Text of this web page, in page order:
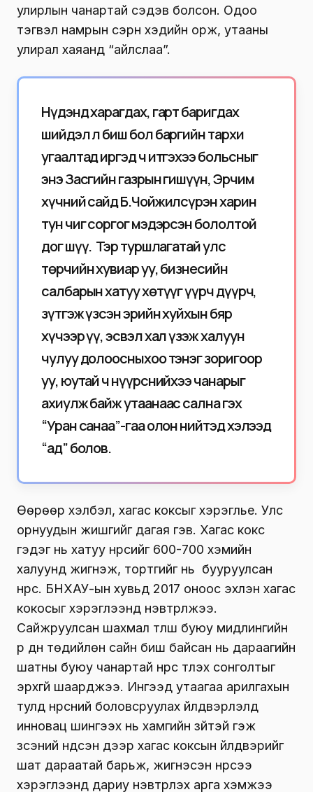
улирлын чанартай сэдэв болсон. Одоо
тэгвэл намрын сэрүүн хэдийн орж, утааны
улирал хаяанд “айлслаа”.
Нүдэнд харагдах, гарт баригдах
шийдэл л биш бол баргийн тархи
угаалтад иргэд ч итгэхээ больсныг
энэ Засгийн газрын гишүүн, Эрчим
хүчний сайд Б.Чойжилсүрэн харин
тун чиг соргог мэдэрсэн бололтой
дог шүү. Тэр туршлагатай улс
төрчийн хувиар уу, бизнесийн
салбарын хатуу хөтүүг үүрч дүүрч,
зүтгэж үзсэн эрийн хуйхын бяр
хүчээр үү, эсвэл хал үзэж халуун
чулуу долоосныхоо тэнэг зоригоор
уу, юутай ч нүүрснийхээ чанарыг
ахиулж байж утаанаас сална гэх
“Уран санаа”-гаа олон нийтэд хэлээд
“ад” болов.
Өөрөөр хэлбэл, хагас коксыг хэрэглье. Улс
орнуудын жишгийг дагая гэв. Хагас кокс
гэдэг нь хатуу нүүрсийг 600-700 хэмийн
халуунд жигнэж, тортгийг нь бууруулсан
нүүрс. БНХАУ-ын хувьд 2017 оноос эхлэн хагас
кокосыг хэрэглээнд нэвтрүүлжээ.
Сайжруулсан шахмал түлш буюу мидлингийн
үр дүн төдийлөн сайн биш байсан нь дараагийн
шатны буюу чанартай нүүрс түлэх сонголтыг
эрхгүй шаарджээ. Ингээд утаагаа арилгахын
тулд нүүрсний боловсруулах үйлдвэрлэлд
инновац шингээх нь хамгийн зүйтэй гэж
үзсэний үндсэн дээр хагас коксын үйлдвэрийг
шат дараатай барьж, жигнэсэн нүүрсээ
хэрэглээнд дариу нэвтрүүлэх арга хэмжээ